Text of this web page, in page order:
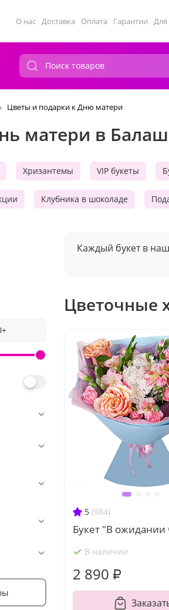
О нас Доставка Оплата Гарантии Для
Цветы и подарки к Дню матери
матери в
Хризантемы VIP букеты
Клубника в шоколаде
Каждый букет в
Цветочные
5 (984)
Букет "В ожидании
В наличии
2 890 ₽